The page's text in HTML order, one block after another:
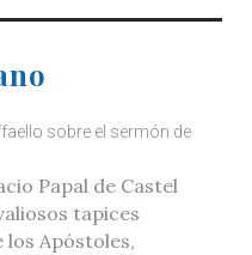
sobre el sermón de
Papal de Castel
tapices
Apóstoles,